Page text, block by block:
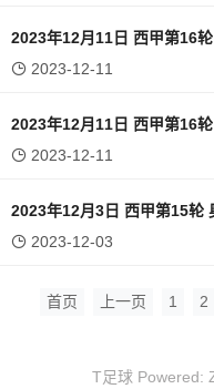
2023年12月11日 西甲第16
2023-12-11
2023年12月11日 西甲第16
2023-12-11
2023年12月3日 西甲第15轮
2023-12-03
首页 上一页 1 2
T足球 Powered: